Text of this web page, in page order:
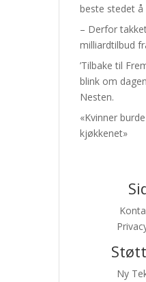
beste stedet å
– Derfor
milliardtilbud
’Tilbake til
blink om
Nesten.
«Kvinner
kjøkkenet»
Ny